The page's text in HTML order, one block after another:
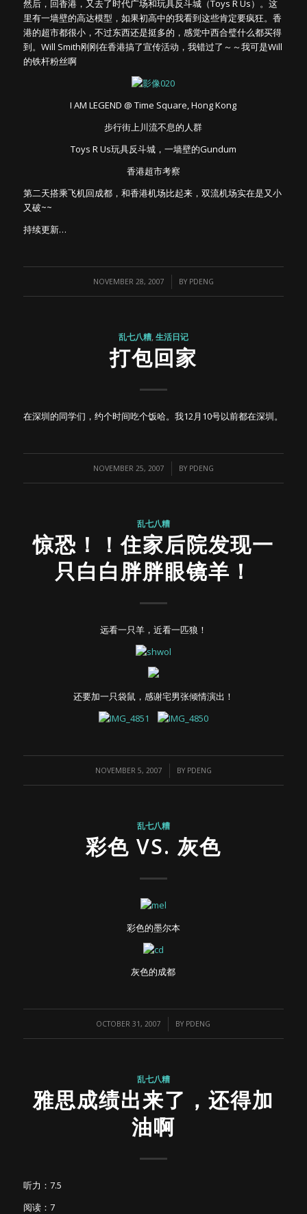
然后，回香港，又去了时代广场和玩具反斗城（Toys R Us）。这
里有一墙壁的高达模型，如果初高中的我看到这些肯定要疯狂。香
港的超市都很小，不过东西还是挺多的，感觉中西合璧什么都买得
到。Will Smith刚刚在香港搞了宣传活动，我错过了～～我可是Will
的铁杆粉丝啊
I AM LEGEND @ Time Square, Hong Kong
步行街上川流不息的人群
Toys R Us玩具反斗城，一墙壁的Gundum
香港超市考察
第二天搭乘飞机回成都，和香港机场比起来，双流机场实在是又小
又破~~
持续更新…
NOVEMBER 28, 2007
/ BY PDENG
乱七八糟, 生活日记
打包回家
在深圳的同学们，约个时间吃个饭哈。我12月10号以前都在深圳。
NOVEMBER 25, 2007
/ BY PDENG
乱七八糟
惊恐！！住家后院发现一
只白白胖胖眼镜羊！
远看一只羊，近看一匹狼！
还要加一只袋鼠，感谢宅男张倾情演出！
NOVEMBER 5, 2007
/ BY PDENG
乱七八糟
彩色 VS. 灰色
彩色的墨尔本
灰色的成都
OCTOBER 31, 2007
/ BY PDENG
乱七八糟
雅思成绩出来了，还得加
油啊
听力：7.5
阅读：7